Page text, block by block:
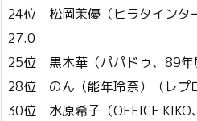
24位 松岡茉優（ヒラタインタ
27.0
25位 黒木華（パパドゥ、89
28位 のん（能年玲奈）（レ
30位 水原希子（OFFICE